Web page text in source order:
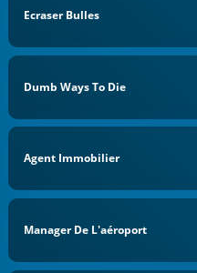
Ecraser Bulles
Dumb Ways To Die
Agent Immobilier
Manager De L'aéroport